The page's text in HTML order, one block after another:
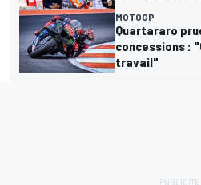
MOTOGP
Quartararo
concessions :
travail"